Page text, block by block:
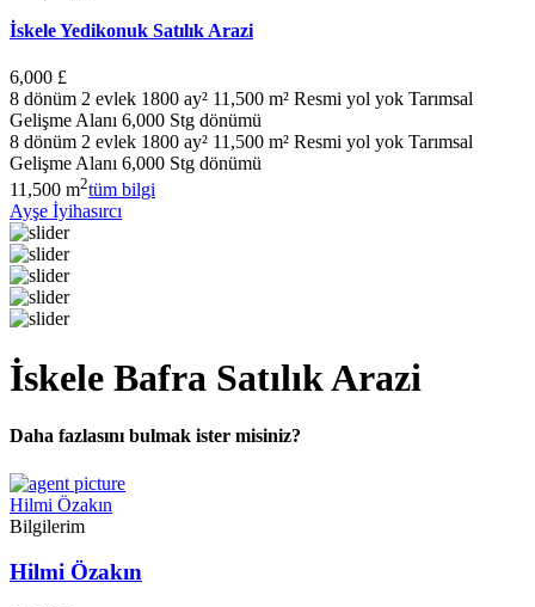
İskele Yedikonuk Satılık Arazi
6,000 £
8 dönüm 2 evlek 1800 ay² 11,500 m² Resmi yol yok Tarımsal
Gelişme Alanı 6,000 Stg dönümü
8 dönüm 2 evlek 1800 ay² 11,500 m² Resmi yol yok Tarımsal
Gelişme Alanı 6,000 Stg dönümü
11,500 m2tüm bilgi
Ayşe İyihasırcı
İskele Bafra Satılık Arazi
Daha fazlasını bulmak ister misiniz?
Hilmi Özakın
Bilgilerim
Hilmi Özakın